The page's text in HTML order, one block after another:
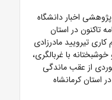
اخبار دانشگاه
تاکنون در استان
مبتلا به کم کاری تیرویید مادرزادی
با غربالگری،
از عقب ماندگی
استان کرمانشاه